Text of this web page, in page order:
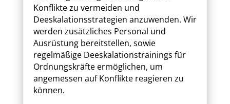
Konflikte zu vermeiden und
Deeskalationsstrategien anzuwenden. Wir
werden zusätzliches Personal und
Ausrüstung bereitstellen, sowie
regelmäßige Deeskalationstrainings für
Ordnungskräfte ermöglichen, um
angemessen auf Konflikte reagieren zu
können.